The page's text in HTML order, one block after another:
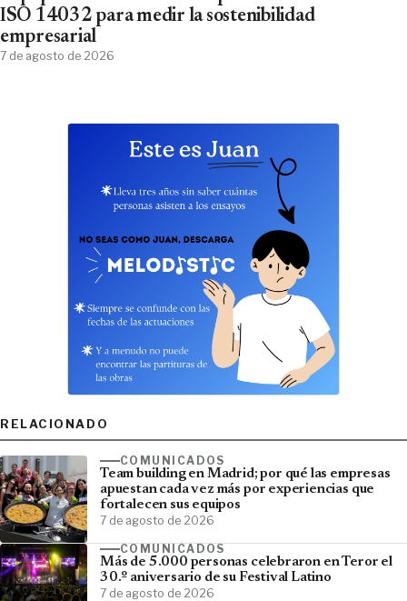
ISO 14032 para medir la sostenibilidad
empresarial
7 de agosto de 2026
RELACIONADO
COMUNICADOS
Team building en Madrid; por qué las empresas
apuestan cada vez más por experiencias que
fortalecen sus equipos
7 de agosto de 2026
COMUNICADOS
Más de 5.000 personas celebraron en Teror el
30.º aniversario de su Festival Latino
7 de agosto de 2026